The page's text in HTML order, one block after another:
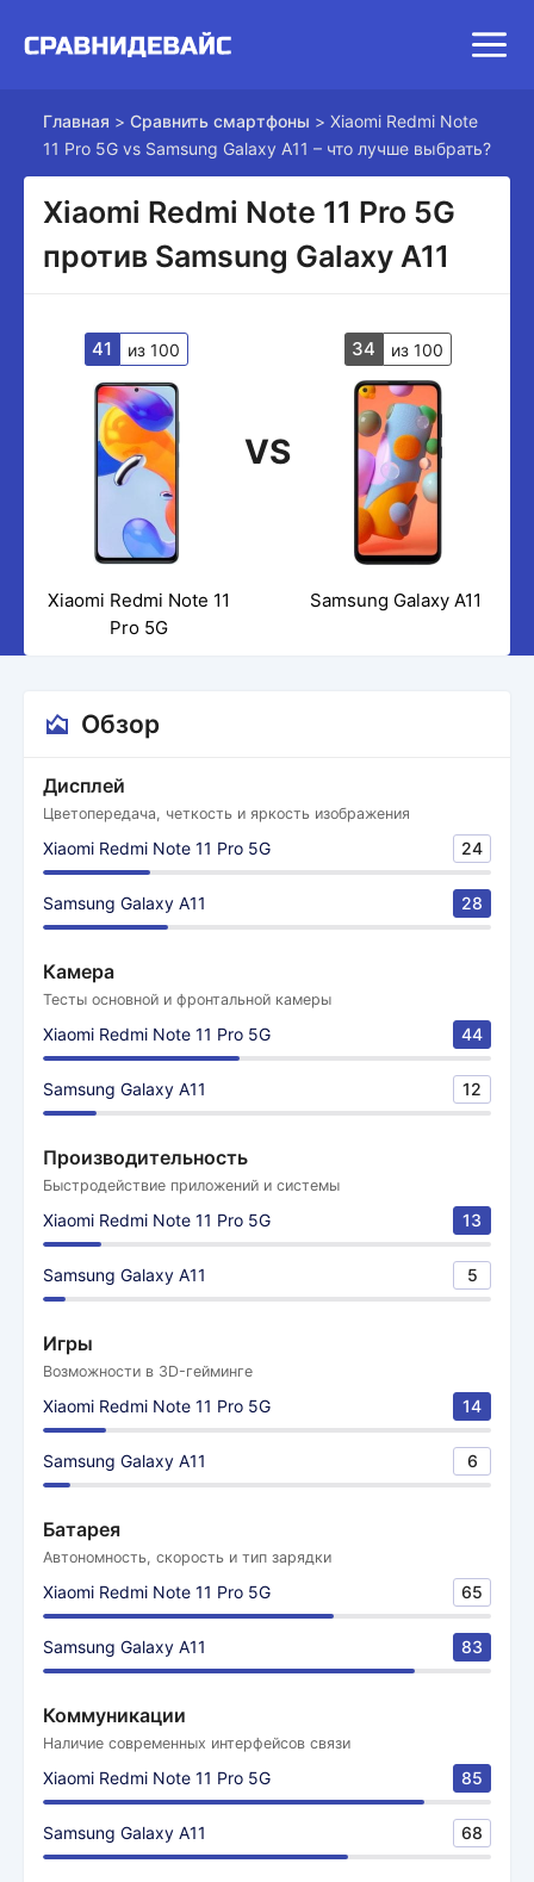
Главная > Сравнить смартфоны > Xiaomi Redmi Note
11 Pro 5G vs Samsung Galaxy A11 – что лучше выбрать?
Xiaomi Redmi Note 11 Pro 5G
против Samsung Galaxy A11
41 из 100
VS
34 из 100
Xiaomi Redmi Note 11
Pro 5G
Samsung Galaxy A11
Обзор
Дисплей
Цветопередача, четкость и яркость изображения
Xiaomi Redmi Note 11 Pro 5G 24
Samsung Galaxy A11 28
Камера
Тесты основной и фронтальной камеры
Xiaomi Redmi Note 11 Pro 5G 44
Samsung Galaxy A11 12
Производительность
Быстродействие приложений и системы
Xiaomi Redmi Note 11 Pro 5G 13
Samsung Galaxy A11 5
Игры
Возможности в 3D-гейминге
Xiaomi Redmi Note 11 Pro 5G 14
Samsung Galaxy A11 6
Батарея
Автономность, скорость и тип зарядки
Xiaomi Redmi Note 11 Pro 5G 65
Samsung Galaxy A11 83
Коммуникации
Наличие современных интерфейсов связи
Xiaomi Redmi Note 11 Pro 5G 85
Samsung Galaxy A11 68